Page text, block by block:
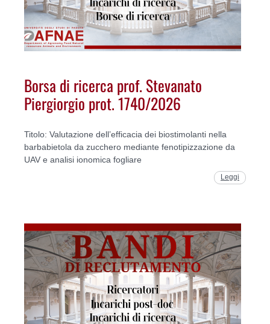
Borsa di ricerca prof. Stevanato
Piergiorgio prot. 1740/2026
Titolo: Valutazione dell’efficacia dei biostimolanti nella
barbabietola da zucchero mediante fenotipizzazione da
UAV e analisi ionomica fogliare
Leggi